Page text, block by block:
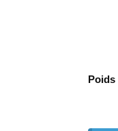
Poids